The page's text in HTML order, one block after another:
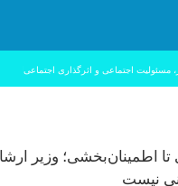
مسئولیت اجتماعی و اثرگذاری اجتماعی
تا اطمینان‌بخشی؛ وزیر
نیست